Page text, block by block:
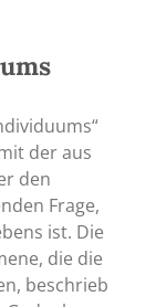
der aus
den
Frage,
ist. Die
die die
beschrieb